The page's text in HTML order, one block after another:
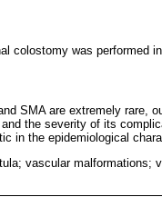
colostomy was performed
SMA are extremely rare,
the severity of its
in the epidemiological
vascular malformations;